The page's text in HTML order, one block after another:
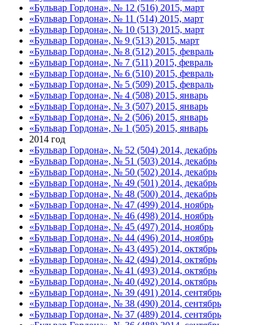
«Бульвар Гордона», № 12 (516) 2015, март
«Бульвар Гордона», № 11 (514) 2015, март
«Бульвар Гордона», № 10 (513) 2015, март
«Бульвар Гордона», № 9 (513) 2015, март
«Бульвар Гордона», № 8 (512) 2015, февраль
«Бульвар Гордона», № 7 (511) 2015, февраль
«Бульвар Гордона», № 6 (510) 2015, февраль
«Бульвар Гордона», № 5 (509) 2015, февраль
«Бульвар Гордона», № 4 (508) 2015, январь
«Бульвар Гордона», № 3 (507) 2015, январь
«Бульвар Гордона», № 2 (506) 2015, январь
«Бульвар Гордона», № 1 (505) 2015, январь
2014 год
«Бульвар Гордона», № 52 (504) 2014, декабрь
«Бульвар Гордона», № 51 (503) 2014, декабрь
«Бульвар Гордона», № 50 (502) 2014, декабрь
«Бульвар Гордона», № 49 (501) 2014, декабрь
«Бульвар Гордона», № 48 (500) 2014, декабрь
«Бульвар Гордона», № 47 (499) 2014, ноябрь
«Бульвар Гордона», № 46 (498) 2014, ноябрь
«Бульвар Гордона», № 45 (497) 2014, ноябрь
«Бульвар Гордона», № 44 (496) 2014, ноябрь
«Бульвар Гордона», № 43 (495) 2014, октябрь
«Бульвар Гордона», № 42 (494) 2014, октябрь
«Бульвар Гордона», № 41 (493) 2014, октябрь
«Бульвар Гордона», № 40 (492) 2014, октябрь
«Бульвар Гордона», № 39 (491) 2014, сентябрь
«Бульвар Гордона», № 38 (490) 2014, сентябрь
«Бульвар Гордона», № 37 (489) 2014, сентябрь